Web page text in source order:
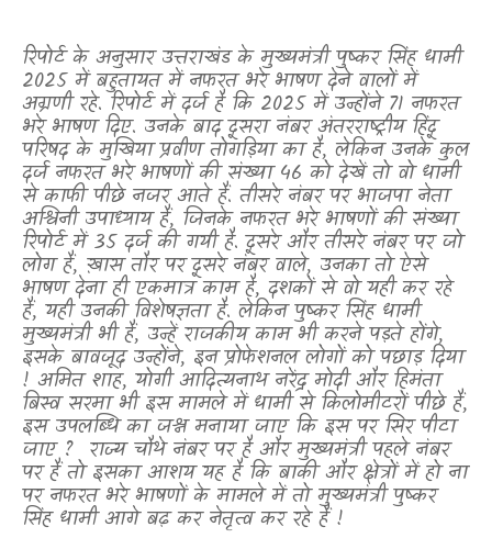
रिपोर्ट के अनुसार उत्तराखंड के मुख्यमंत्री पुष्कर सिंह धामी
2025 में बहुतायत में नफरत भरे भाषण देने वालों में
अग्रणी रहे. रिपोर्ट में दर्ज है कि 2025 में उन्होंने 71 नफरत
भरे भाषण दिए. उनके बाद दूसरा नंबर अंतरराष्ट्रीय हिंदू
परिषद के मुखिया प्रवीण तोगड़िया का है, लेकिन उनके कुल
दर्ज नफरत भरे भाषणों की संख्या 46 को देखें तो वो धामी
से काफी पीछे नजर आते हैं. तीसरे नंबर पर भाजपा नेता
अश्विनी उपाध्याय हैं, जिनके नफरत भरे भाषणों की संख्या
रिपोर्ट में 35 दर्ज की गयी है. दूसरे और तीसरे नंबर पर जो
लोग हैं,ख़ास तौर पर दूसरे नंबर वाले, उनका तो ऐसे
भाषण देना ही एकमात्र काम है,दशकों से वो यही कर रहे
हैं, यही उनकी विशेषज्ञता है. लेकिन पुष्कर सिंह धामी
मुख्यमंत्री भी हैं, उन्हें राजकीय काम भी करने पड़ते होंगे,
इसके बावजूद उन्होंने, इन प्रोफेशनल लोगों को पछाड़ दिया
! अमित शाह,योगी आदित्यनाथ नरेंद्र मोदी और हिमंता
बिस्व सरमा भी इस मामले में धामी से किलोमीटरों पीछे हैं,
इस उपलब्धि का जश्न मनाया जाए कि इस पर सिर पीटा
जाए? राज्य चौथे नंबर पर है और मुख्यमंत्री पहले नंबर
पर हैं तो इसका आशय यह है कि बाकी और क्षेत्रों में हो ना
पर नफरत भरे भाषणों के मामले में तो मुख्यमंत्री पुष्कर
सिंह धामी आगे बढ़ कर नेतृत्व कर रहे हैं !